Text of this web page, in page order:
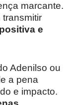
marcante.
e
Adenilso ou
a pena
e impacto.